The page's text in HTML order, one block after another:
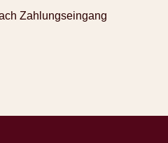
Zahlungseingang